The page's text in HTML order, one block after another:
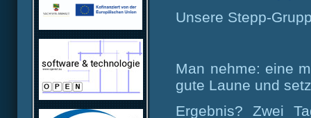
Unsere Stepp-
Man nehme: eine
gute Laune und
Ergebnis? Zwei